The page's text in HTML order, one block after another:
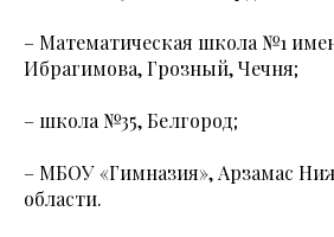
– Математическая школа №1
Ибрагимова, Грозный, Чечня;
– школа №35, Белгород;
– МБОУ «Гимназия», Арзамас
области.